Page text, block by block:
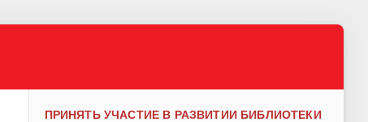
ПРИНЯТЬ УЧАСТИЕ В РАЗВИТИИ БИБЛИОТЕКИ